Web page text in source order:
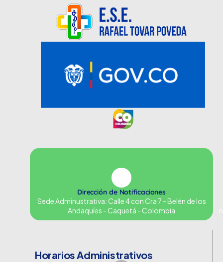
Dirección de Notificaciones
Sede Adminustrativa: Calle 4 con Cra 7 - Belén de los
Andaquíes - Caquetá - Colombia
Horarios Administrativos